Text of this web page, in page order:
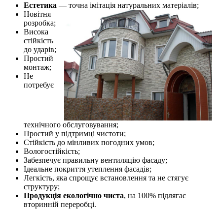
Естетика — точна імітація натуральних матеріалів;
Новітня
розробка;
Висока
стійкість
до ударів;
Простий
монтаж;
Не
потребує
технічного обслуговування;
Простий у підтримці чистоти;
Стійкість до мінливих погодних умов;
Вологостійкість;
Забезпечує правильну вентиляцію фасаду;
Ідеальне покриття утеплення фасадів;
Легкість, яка спрощує встановлення та не стягує
структуру;
Продукція екологічно чиста, на 100% підлягає
вторинній переробці.